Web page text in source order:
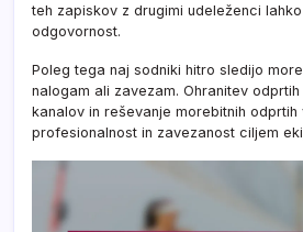
teh zapiskov z drugimi udeleženci
odgovornost.
Poleg tega naj sodniki hitro sledijo
nalogam ali zavezam. Ohranitev
kanalov in reševanje morebitnih odprtih
profesionalnost in zavezanost ciljem